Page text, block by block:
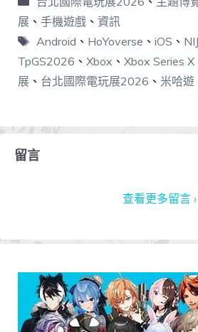
展 、 手機遊戲 、 資訊
Android 、 HoYoverse 、 iOS 、
TpGS2026 、 Xbox 、 Xbox Series X
展 、 台北國際電玩展2026 、 米哈遊
留言
查看更多留言 ›